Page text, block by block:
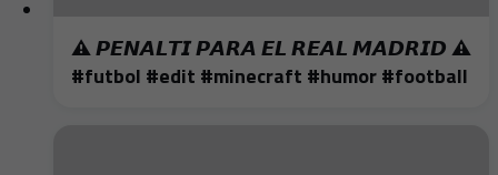
⚠️ 𝙋𝙀𝙉𝘼𝙇𝙏𝙄 𝙋𝘼𝙍𝘼 𝙀𝙇 𝙍𝙀𝘼𝙇 𝙈𝘼𝘿𝙍𝙄𝘿 ⚠️
#futbol #edit #minecraft #humor #football